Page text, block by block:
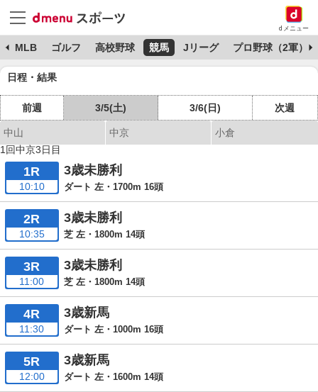
dメニュー
MLB ゴルフ 高校野球 競馬 Jリーグ プロ野球（2軍）
日程・結果
前週 3/5(土) 3/6(日) 次週
中山 中京
小倉
1回中京3日目
1R
10:10
3歳未勝利
ダート 左・1700m 16頭
2R
10:35
3歳未勝利
芝 左・1800m 14頭
3R
11:00
3歳未勝利
芝 左・1800m 14頭
4R
11:30
3歳新馬
ダート 左・1000m 16頭
5R
12:00
3歳新馬
ダート 左・1600m 14頭